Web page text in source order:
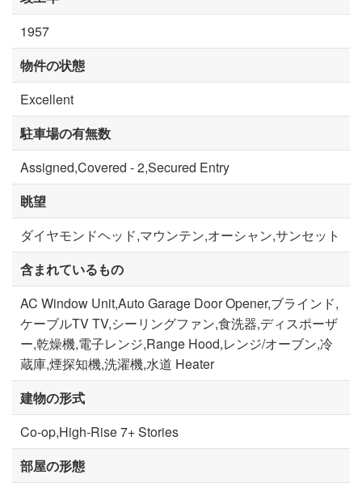
1957
物件の状態
Excellent
駐車場の有無数
Assigned,Covered - 2,Secured Entry
眺望
ダイヤモンドヘッド,マウンテン,オーシャン,サンセット
含まれているもの
AC Window Unit,Auto Garage Door Opener,ブラインド,
ケーブルTV TV,シーリングファン,食洗器,ディスポーザ
ー,乾燥機,電子レンジ,Range Hood,レンジ/オーブン,冷
蔵庫,煙探知機,洗濯機,水道 Heater
建物の形式
Co-op,High-Rise 7+ Stories
部屋の形態